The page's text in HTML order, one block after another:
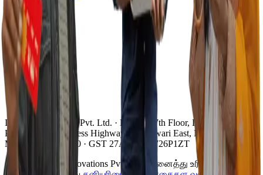
நிறுவனம்
Pricing
Comparison
About
Guides
FAQs
Blog
News
Instinct Innovations Pvt. Ltd. · D Wing, 7th Floor, Lotus Corporate
Park , Western Express Highway, Jogeshwari East, Mumbai
Maharashtra
400060 · GST 27AADCI9726P1ZT
©
Instinct Innovations Pvt. Ltd.
அனைத்து உரிமைகளும்